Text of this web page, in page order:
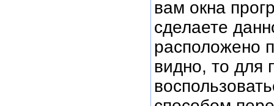
вам окна
сделаете
расположено
видно, то для